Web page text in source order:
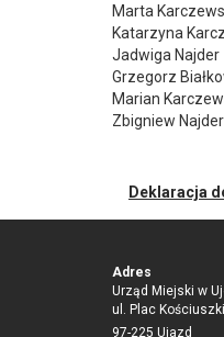
Marta
Katarzyna
Jadwiga Najder
Grzegorz
Marian
Zbigniew
Deklaracja
Adres
Urząd Miejski w
ul. Plac
97-225 Ujazd